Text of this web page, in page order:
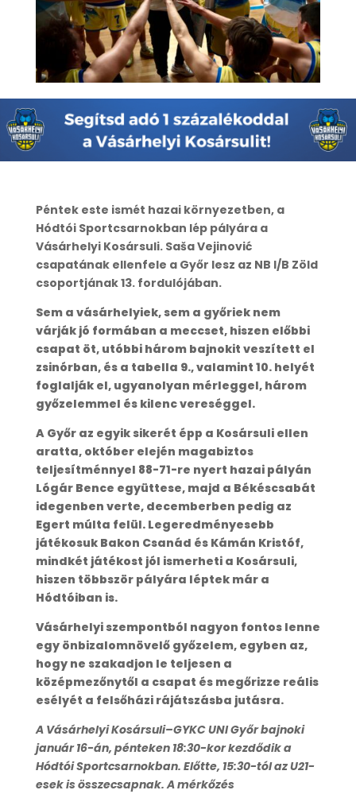
Péntek este ismét hazai környezetben, a
Hódtói Sportcsarnokban lép pályára a
Vásárhelyi Kosársuli. Saša Vejinović
csapatának ellenfele a Győr lesz az NB I/B Zöld
csoportjának 13. fordulójában.
Sem a vásárhelyiek, sem a győriek nem
várják jó formában a meccset, hiszen előbbi
csapat öt, utóbbi három bajnokit veszített el
zsinórban, és a tabella 9., valamint 10. helyét
foglalják el, ugyanolyan mérleggel, három
győzelemmel és kilenc vereséggel.
A Győr az egyik sikerét épp a Kosársuli ellen
aratta, október elején magabiztos
teljesítménnyel 88-71-re nyert hazai pályán
Lógár Bence együttese, majd a Békéscsabát
idegenben verte, decemberben pedig az
Egert múlta felül. Legeredményesebb
játékosuk Bakon Csanád és Kámán Kristóf,
mindkét játékost jól ismerheti a Kosársuli,
hiszen többször pályára léptek már a
Hódtóiban is.
Vásárhelyi szempontból nagyon fontos lenne
egy önbizalomnövelő győzelem, egyben az,
hogy ne szakadjon le teljesen a
középmezőnytől a csapat és megőrizze reális
esélyét a felsőházi rájátszásba jutásra.
A Vásárhelyi Kosársuli–GYKC UNI Győr bajnoki
január 16-án, pénteken 18:30-kor kezdődik a
Hódtói Sportcsarnokban. Előtte, 15:30-tól az U21-
esek is összecsapnak.A mérkőzés